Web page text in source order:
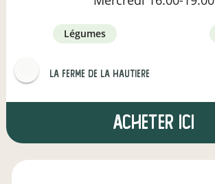
légumes
LA FERME DE LA HAUTIERE
Acheter ici